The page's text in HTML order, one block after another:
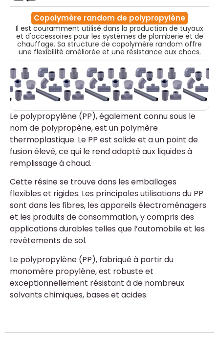
Copolymère random de polypropylène
Il est couramment utilisé dans la production de tuyaux
et d'accessoires pour les systèmes de plomberie et de
chauffage. Sa structure de copolymère random offre
une flexibilité améliorée et une résistance aux chocs.
Le polypropylène (PP), également connu sous le
nom de polypropène, est un polymère
thermoplastique. Le PP est solide et a un point de
fusion élevé, ce qui le rend adapté aux liquides à
remplissage à chaud.
Cette résine se trouve dans les emballages
flexibles et rigides. Les principales utilisations du PP
sont dans les fibres, les appareils électroménagers
et les produits de consommation, y compris des
applications durables telles que l’automobile et les
revêtements de sol.
Le polypropylène (PP), fabriqué à partir du
monomère propylène, est robuste et
exceptionnellement résistant à de nombreux
solvants chimiques, bases et acides.